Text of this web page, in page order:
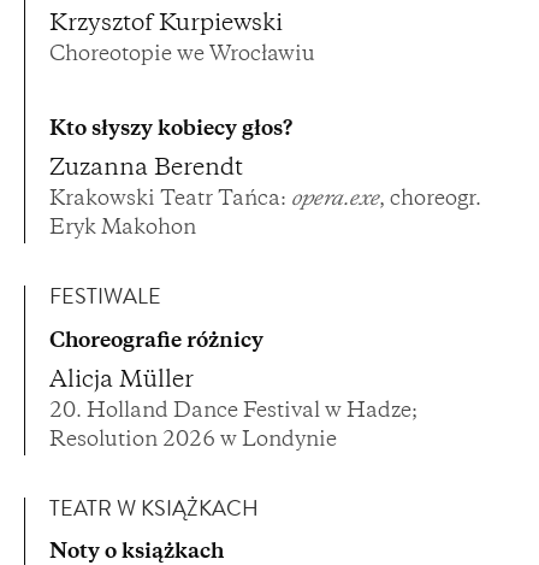
Krzysztof Kurpiewski
Choreotopie we Wrocławiu
Kto słyszy kobiecy głos?
Zuzanna Berendt
Krakowski Teatr Tańca: opera.exe, choreogr.
Eryk Makohon
FESTIWALE
Choreografie różnicy
Alicja Müller
20. Holland Dance Festival w Hadze;
Resolution 2026 w Londynie
TEATR W KSIĄŻKACH
Noty o książkach